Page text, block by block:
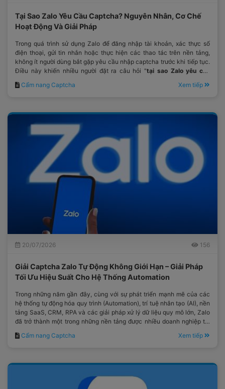
Tại Sao Zalo Yêu Cầu Captcha? Nguyên Nhân, Cơ Chế
Hoạt Động Và Giải Pháp
Trong quá trình sử dụng Zalo để đăng nhập tài khoản, xác thực số
điện thoại, gửi tin nhắn hoặc thực hiện các thao tác trên nền tảng,
không ít người dùng bắt gặp yêu cầu nhập captcha trước khi tiếp tục.
Điều này khiến nhiều người đặt ra câu hỏi "tại sao Zalo yêu cầu
Cẩm nang Captcha Xem tiếp
20/07/2026 156
Giải Captcha Zalo Tự Động Không Giới Hạn – Giải Pháp
Tối Ưu Hiệu Suất Cho Hệ Thống Automation
Trong những năm gần đây, cùng với sự phát triển mạnh mẽ của các
hệ thống tự động hóa quy trình (Automation), trí tuệ nhân tạo (AI), nền
tảng SaaS, CRM, RPA và các giải pháp xử lý dữ liệu quy mô lớn, Zalo
đã trở thành một trong những nền tảng được nhiều doanh nghiệp tại
Cẩm nang Captcha Xem tiếp